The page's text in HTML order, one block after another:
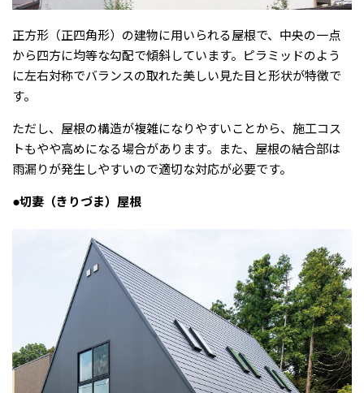
正方形（正四角形）の建物に用いられる屋根で、中央の一点
から四方に均等な勾配で傾斜しています。ピラミッドのよう
に左右対称でバランスの取れた美しい見た目と形状が特徴で
す。
ただし、屋根の構造が複雑になりやすいことから、施工コス
トもやや高めになる場合があります。また、屋根の結合部は
雨漏りが発生しやすいので適切な対応が必要です。
●切妻（きりづま）屋根